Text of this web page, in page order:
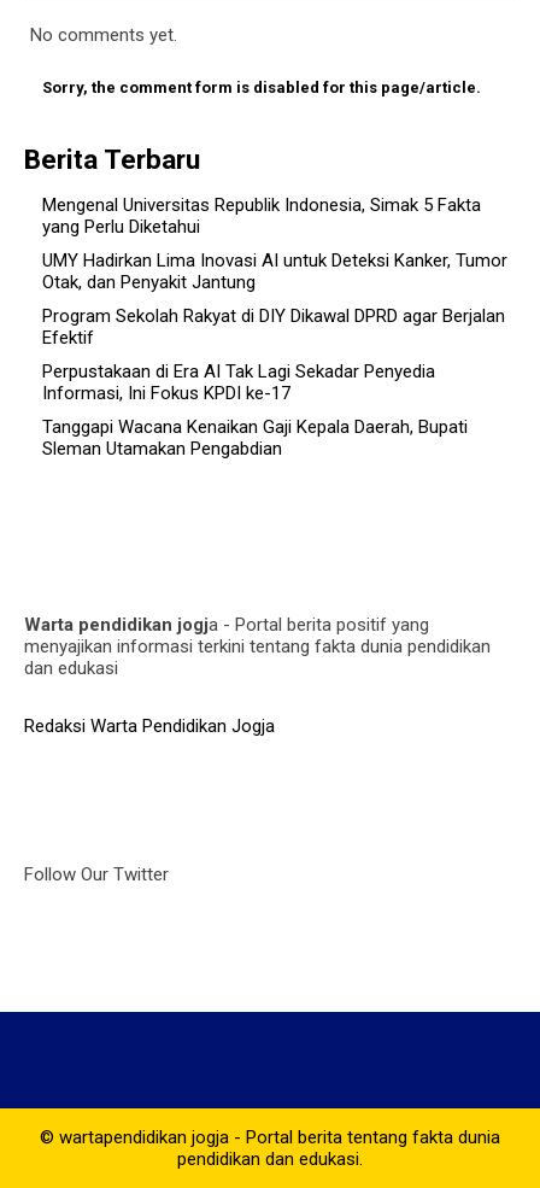
No comments yet.
Sorry, the comment form is disabled for this page/article.
Berita Terbaru
Mengenal Universitas Republik Indonesia, Simak 5 Fakta
yang Perlu Diketahui
UMY Hadirkan Lima Inovasi AI untuk Deteksi Kanker, Tumor
Otak, dan Penyakit Jantung
Program Sekolah Rakyat di DIY Dikawal DPRD agar Berjalan
Efektif
Perpustakaan di Era AI Tak Lagi Sekadar Penyedia
Informasi, Ini Fokus KPDI ke-17
Tanggapi Wacana Kenaikan Gaji Kepala Daerah, Bupati
Sleman Utamakan Pengabdian
Warta pendidikan jogja - Portal berita positif yang
menyajikan informasi terkini tentang fakta dunia pendidikan
dan edukasi
Redaksi Warta Pendidikan Jogja
Follow Our Twitter
© wartapendidikan jogja - Portal berita tentang fakta dunia
pendidikan dan edukasi.